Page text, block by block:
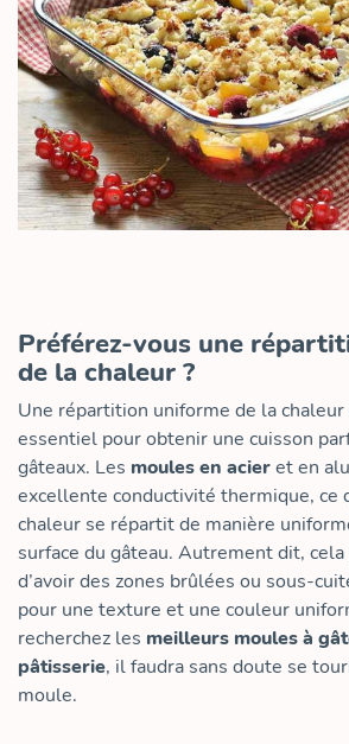
Préférez-vous une
de la chaleur ?
Une répartition uniforme de la
essentiel pour obtenir une cuisson
gâteaux. Les moules en acieret en
excellente conductivité thermique, ce
chaleur se répartit de manière
surface du gâteau. Autrement dit,
d’avoir des zones brûlées ou sous-
pour une texture et une couleur
recherchez les meilleurs moules à
pâtisserie, il faudra sans doute se
moule.